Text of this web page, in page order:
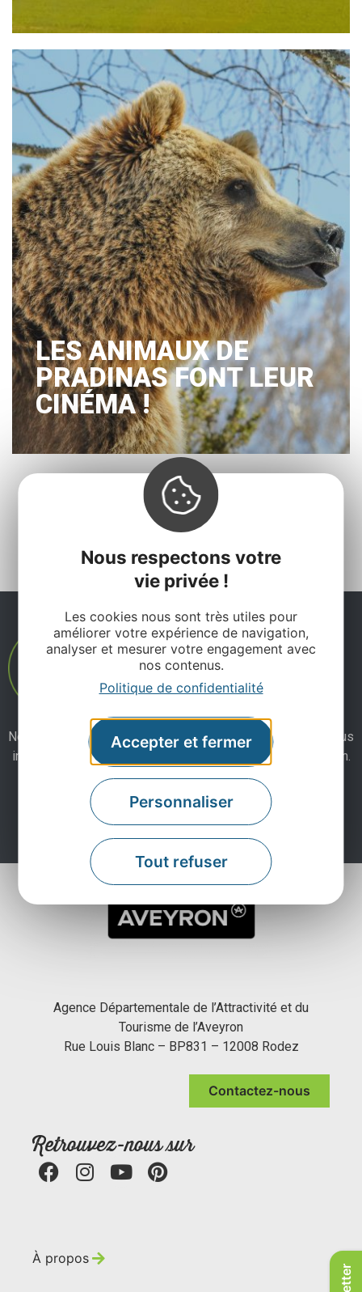
Nous respectons votre
vie privée !
Les cookies nous sont très utiles pour
améliorer votre expérience de navigation,
analyser et mesurer votre engagement avec
nos contenus.
Politique de confidentialité
Accepter et fermer
Personnaliser
Tout refuser
LES ANIMAUX DE
PRADINAS FONT LEUR
CINÉMA !
3 4
36
Suiv. »
Ne manquez pas notre newsletter mensuelle et laissez-vous
inspirer pour profiter pleinement de votre séjour en Aveyron.
Je m'abonne ici
Agence Départementale de l’Attractivité et du
Tourisme de l’Aveyron
Rue Louis Blanc – BP831 – 12008 Rodez
Contactez-nous
Retrouvez-nous sur
À propos